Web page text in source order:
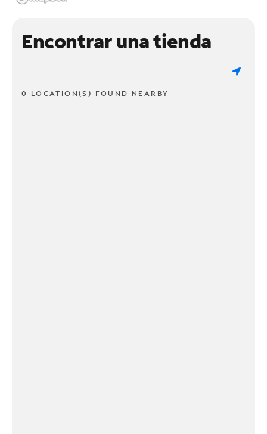
Encontrar una tienda
0 LOCATION(S) FOUND NEARBY